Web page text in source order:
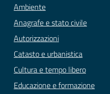
Ambiente
Anagrafe e stato civile
Autorizzazioni
Catasto e urbanistica
Cultura e tempo libero
Educazione e formazione